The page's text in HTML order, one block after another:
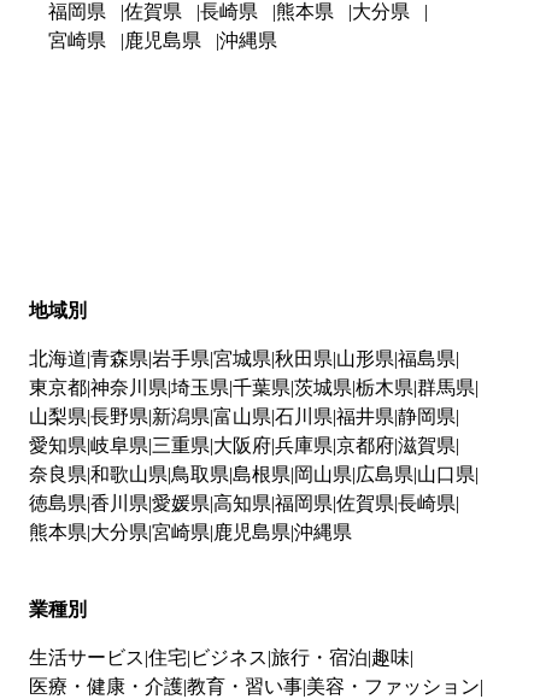
福岡県 佐賀県 長崎県 熊本県
大分県
宮崎県
鹿児島県 沖縄県
地域別
北海道 青森県 岩手県 宮城県 秋田県 山形県 福島県
東京都神奈川県 埼玉県 千葉県 茨城県 栃木県 群馬県
山梨県 長野県 新潟県 富山県 石川県 福井県 静岡県
愛知県 岐阜県 三重県 大阪府兵庫県 京都府滋賀県
奈良県 和歌山県 鳥取県 島根県 岡山県 広島県 山口県
徳島県 香川県 愛媛県 高知県 福岡県 佐賀県 長崎県
熊本県 大分県 宮崎県 鹿児島県 沖縄県
業種別
生活サービス 住宅 ビジネス 旅行・宿泊 趣味
医療・健康・介護教育・習い事 美容・ファッション